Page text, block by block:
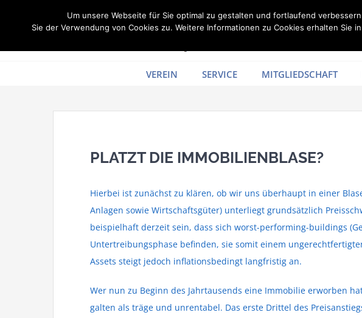
VEREIN SERVICE MITGLIEDSCHAFT
PLATZT DIE IMMOBILIENBLASE?
Hierbei ist zunächst zu klären, ob wir uns überhaupt in einer
Anlagen sowie Wirtschaftsgüter) unterliegt grundsätzlich
beispielhaft derzeit sein, dass sich worst-performing-buildings
Untertreibungsphase befinden, sie somit einem
Assets steigt jedoch inflationsbedingt langfristig an.
Wer nun zu Beginn des Jahrtausends eine Immobilie erworben
galten als träge und unrentabel. Das erste Drittel des
Um unsere Webseite für Sie optimal zu gestalten und fortlaufend
Sie der Verwendung von Cookies zu. Weitere Informationen zu Cookies erhalten Sie